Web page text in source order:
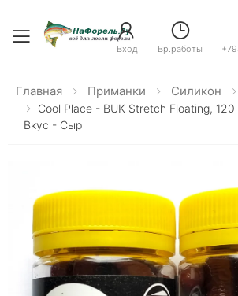
Toggle menu
Вход Вр.работы
Главная Приманки Силикон
Cool Place - BUK Stretch Floating,
Вкус - Сыр